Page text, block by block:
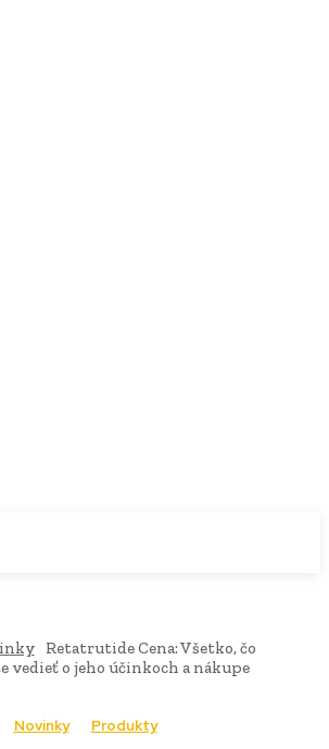
Retatrutide Cena: Všetko, čo
vedieť o jeho účinkoch a nákupe
Novinky Produkty